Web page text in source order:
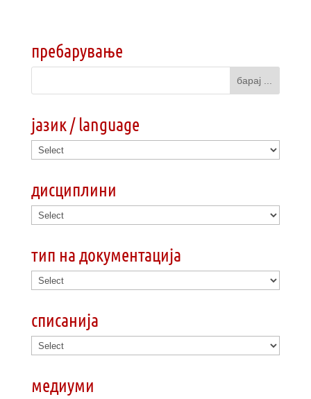
пребарување
јазик / language
дисциплини
тип на документација
списанија
медиуми